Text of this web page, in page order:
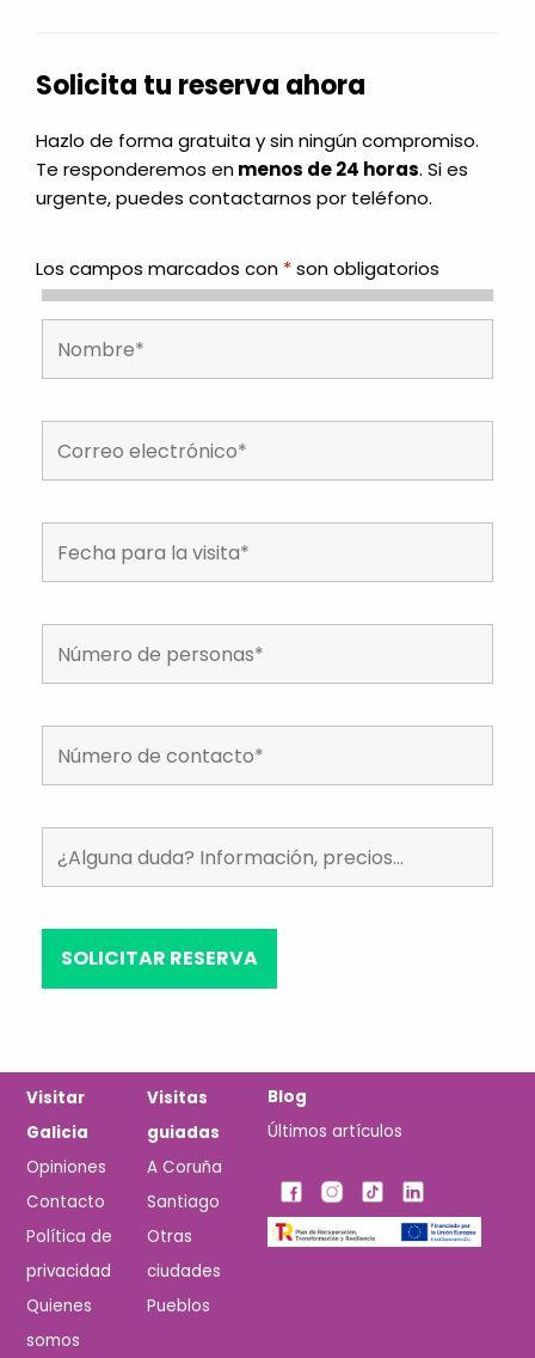
Solicita tu reserva ahora
Hazlo de forma gratuita y sin ningún compromiso.
Te responderemos enmenos de 24 horas. Si es
urgente, puedes contactarnos por teléfono.
Los campos marcados con *son obligatorios
Visitar
Galicia
Opiniones
Contacto
Política de
privacidad
Quienes
somos
Visitas
guiadas
A Coruña
Santiago
Otras
ciudades
Pueblos
Blog
Últimos artículos